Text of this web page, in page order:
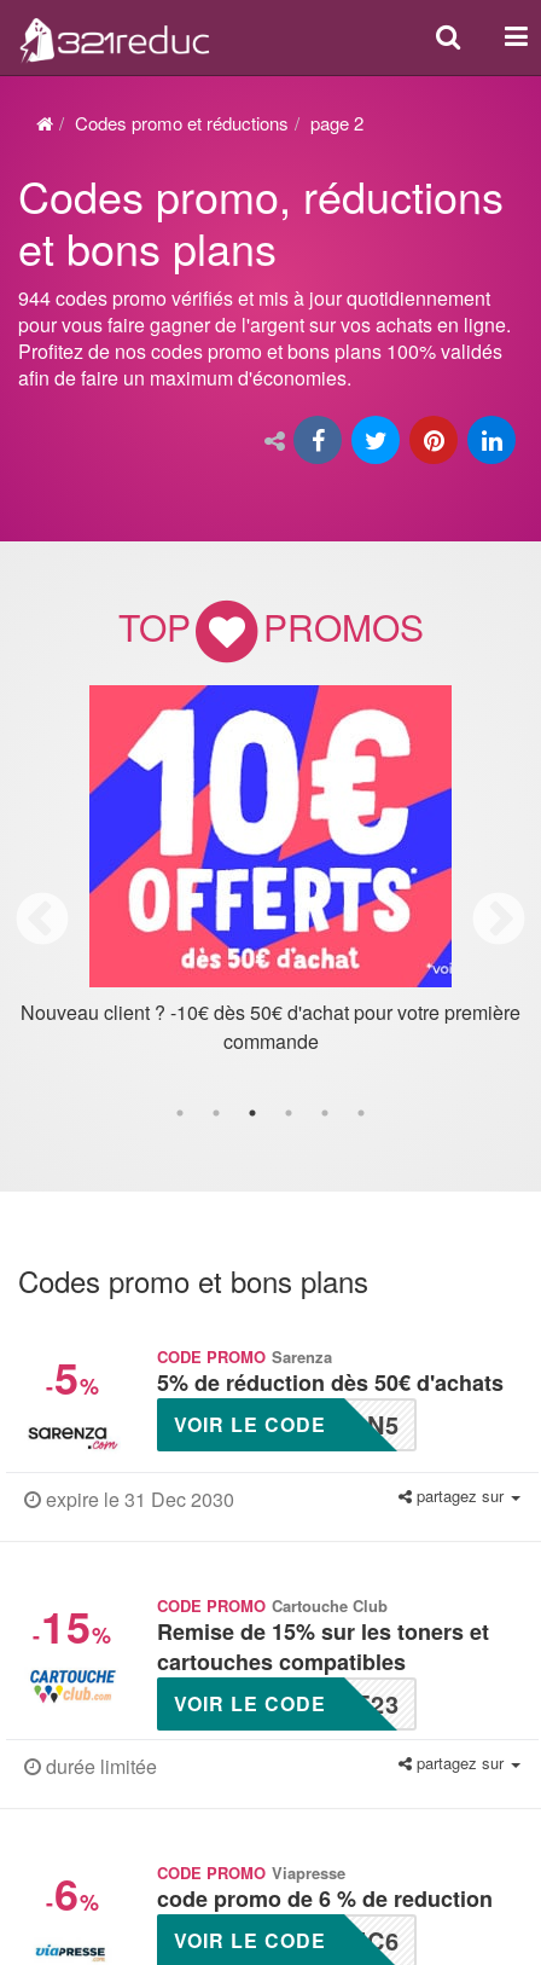
ou
Search
Codes promo et réductions page 2
Codes promo, réductions
et bons plans
944 codes promo vérifiés et mis à jour quotidiennement
pour vous faire gagner de l'argent sur vos achats en ligne.
Profitez de nos codes promo et bons plans 100% validés
afin de faire un maximum d'économies.
TOP PROMOS
Nouveau client ? -10€ dès 50€ d'achat pour votre première
commande
Codes promo et bons plans
-5%
CODE PROMO Sarenza
5% de réduction dès 50€ d'achats
ON5
VOIR LE CODE
expire le 31 Dec 2030 partagez sur
-15%
CODE PROMO Cartouche Club
Remise de 15% sur les toners et
cartouches compatibles
F23
VOIR LE CODE
durée limitée partagez sur
-6%
CODE PROMO Viapresse
code promo de 6 % de reduction
UC6
VOIR LE CODE